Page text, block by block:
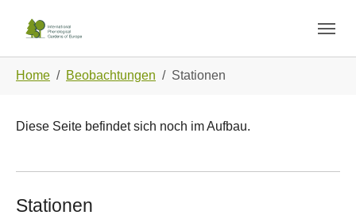
Home Beobachtungen Stationen
Diese Seite befindet sich noch im Aufbau.
Stationen